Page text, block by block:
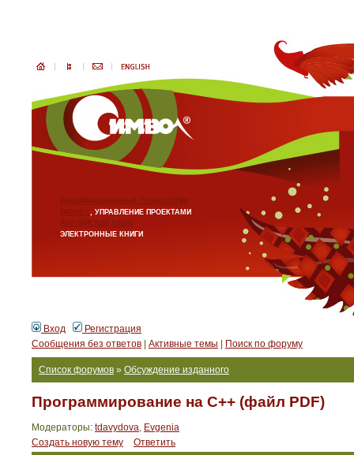
ИНФОРМАЦИОННЫЕ ТЕХНОЛОГИИ
БИЗНЕС, УПРАВЛЕНИЕ ПРОЕКТАМИ
АНГЛИЙСКИЙ ЯЗЫК
ЭЛЕКТРОННЫЕ КНИГИ
Вход
Регистрация
Сообщения без ответов
Активные темы Поиск по форуму
Список форумов » Обсуждение изданного
Программирование на C++ (файл PDF)
Модераторы: tdavydova, Evgenia
Создать новую тему
Ответить